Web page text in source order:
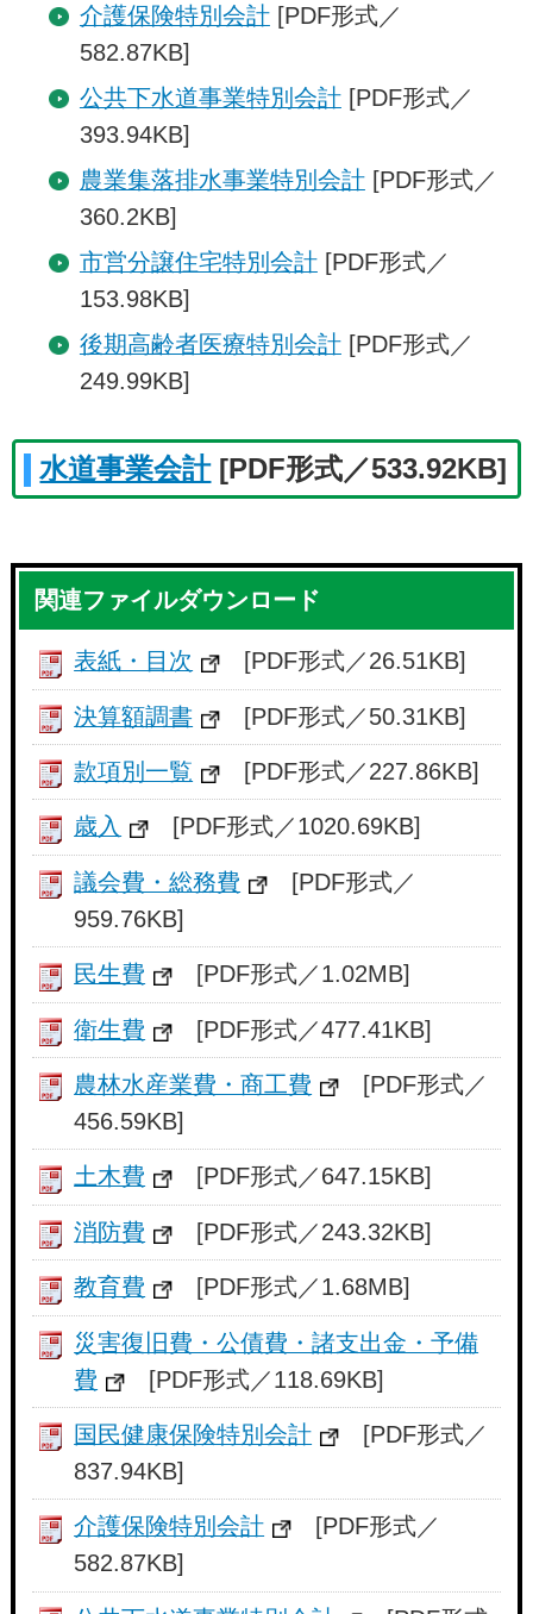
介護保険特別会計[PDF形式／
582.87KB]
公共下水道事業特別会計[PDF形式／
393.94KB]
農業集落排水事業特別会計[PDF形式／
360.2KB]
市営分譲住宅特別会計[PDF形式／
153.98KB]
後期高齢者医療特別会計[PDF形式／
249.99KB]
水道事業会計[PDF形式／533.92KB]
関連ファイルダウンロード
表紙・目次 [PDF形式／26.51KB]
決算額調書 [PDF形式／50.31KB]
款項別一覧 [PDF形式／227.86KB]
歳入 [PDF形式／1020.69KB]
議会費・総務費
[PDF形式／
959.76KB]
民生費 [PDF形式／1.02MB]
衛生費 [PDF形式／477.41KB]
農林水産業費・商工費
[PDF形式／
456.59KB]
土木費 [PDF形式／647.15KB]
消防費 [PDF形式／243.32KB]
教育費 [PDF形式／1.68MB]
災害復旧費・公債費・諸支出金・予備
費
[PDF形式／118.69KB]
国民健康保険特別会計
[PDF形式／
837.94KB]
介護保険特別会計
[PDF形式／
582.87KB]